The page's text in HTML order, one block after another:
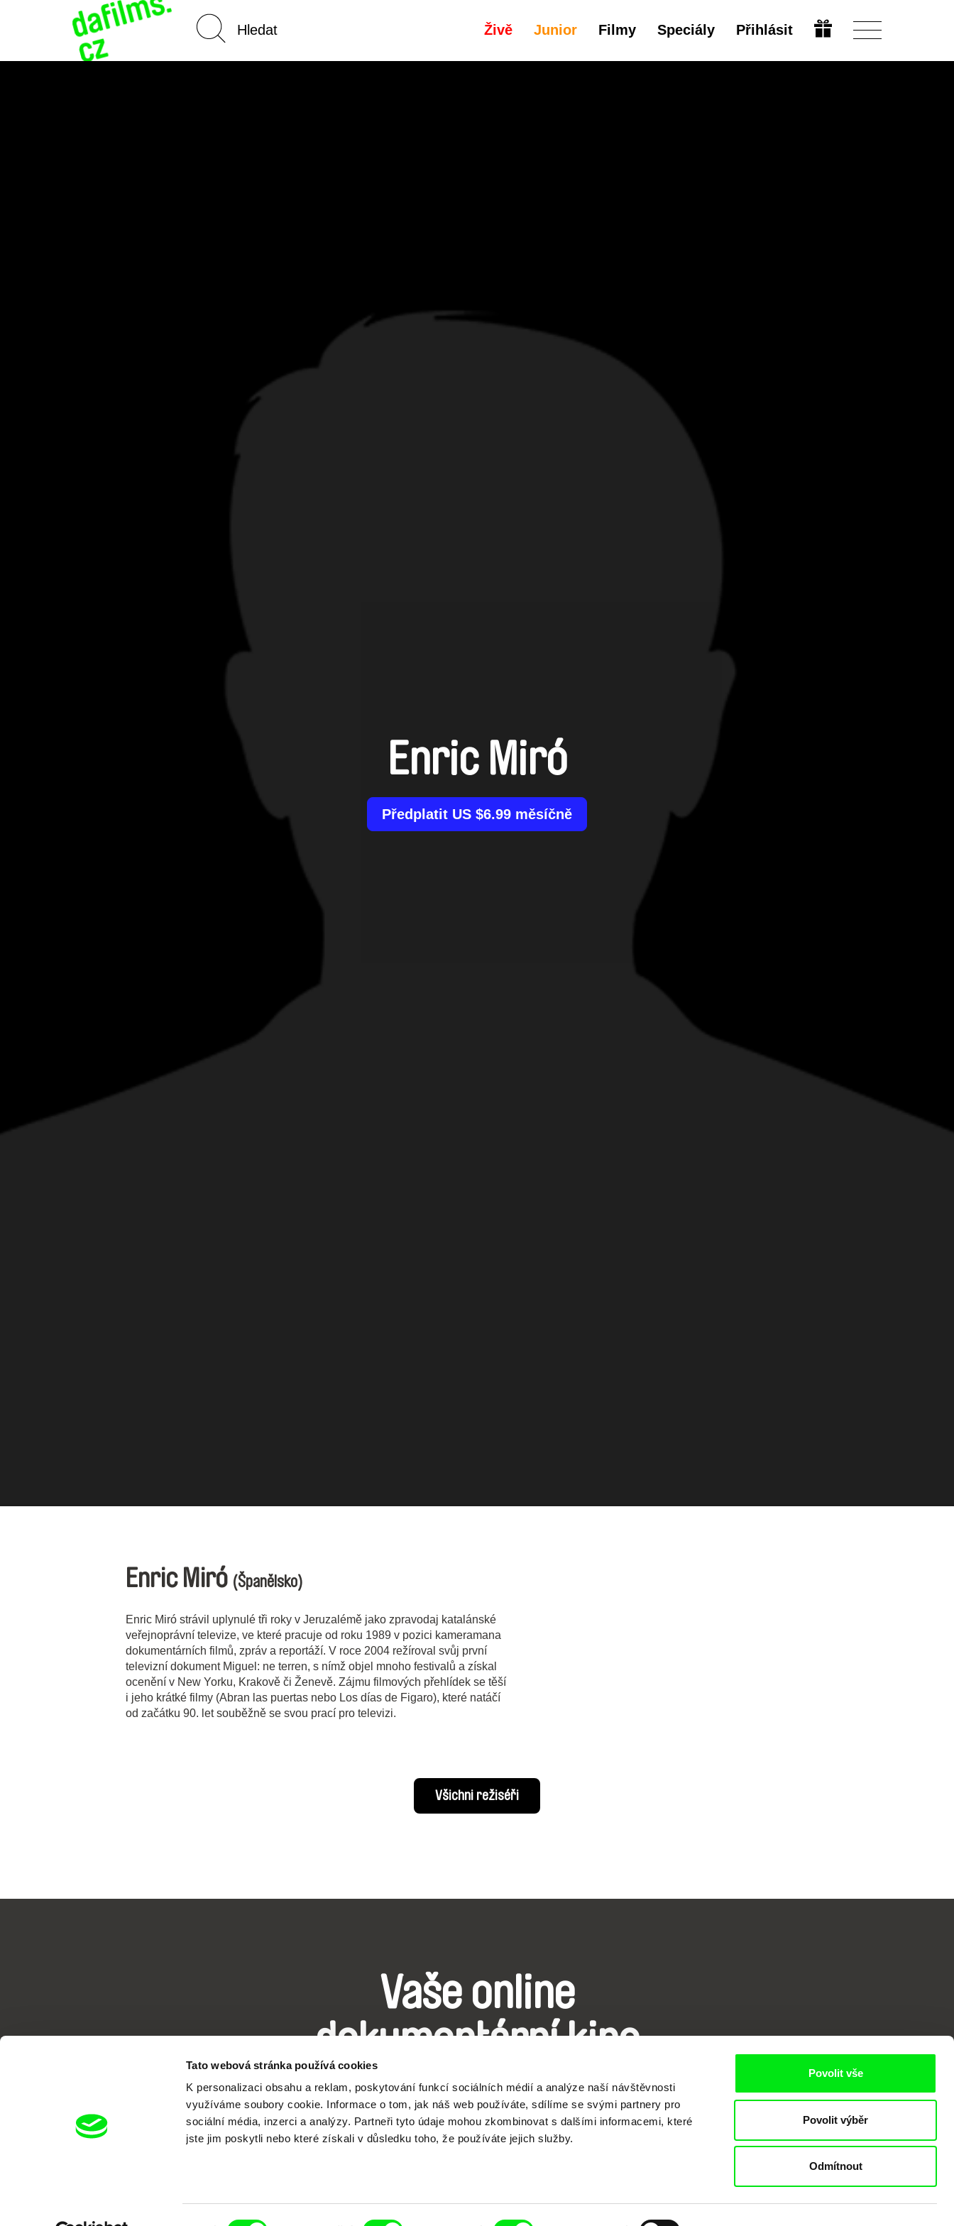
Tato webová stránka používá cookies
K personalizaci obsahu a reklam, poskytování funkcí sociálních médií a analýze naší návštěvnosti
využíváme soubory cookie. Informace o tom, jak náš web používáte, sdílíme se svými partnery pro
sociální média, inzerci a analýzy. Partneři tyto údaje mohou zkombinovat s dalšími informacemi, které
jste jim poskytli nebo které získali v důsledku toho, že používáte jejich služby.
Povolit vše
Povolit výběr
Odmítnout
Živě Junior Filmy Speciály Přihlásit
Enric Miró
Předplatit US $6.99 měsíčně
Enric Miró (Španělsko)
Enric Miró strávil uplynulé tři roky v Jeruzalémě jako zpravodaj katalánské
veřejnoprávní televize, ve které pracuje od roku 1989 v pozici kameramana
dokumentárních filmů, zpráv a reportáží. V roce 2004 režíroval svůj první
televizní dokument Miguel: ne terren, s nímž objel mnoho festivalů a získal
ocenění v New Yorku, Krakově či Ženevě. Zájmu filmových přehlídek se těší
i jeho krátké filmy (Abran las puertas nebo Los días de Figaro), které natáčí
od začátku 90. let souběžně se svou prací pro televizi.
Všichni režiséři
Vaše online
dokumentární kino
Nové festivalové filmy
každý týden
Portál DAFilms.cz je výsledkem tvůrčí spolupráce 7 klíčových evropských festivalů dokumentárního filmu sdružených do Doc
Alliance. Naším cílem je posouvat hranice dokumentárního filmu, propagovat jeho rozmanitost a podporovat kvalitní autorské